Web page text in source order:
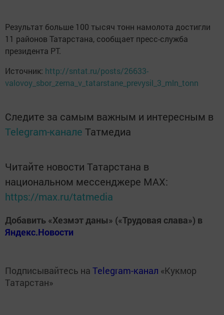
Результат больше 100 тысяч тонн намолота достигли
11 районов Татарстана, сообщает пресс-служба
президента РТ.
Источник: http://sntat.ru/posts/26633-
valovoy_sbor_zerna_v_tatarstane_prevysil_3_mln_tonn
Следите за самым важным и интересным в
Telegram-канале Татмедиа
Читайте новости Татарстана в
национальном мессенджере MАХ:
https://max.ru/tatmedia
Добавить «Хезмэт даны» («Трудовая слава») в
Яндекс.Новости
Подписывайтесь на Telegram-канал «Кукмор
Татарстан»